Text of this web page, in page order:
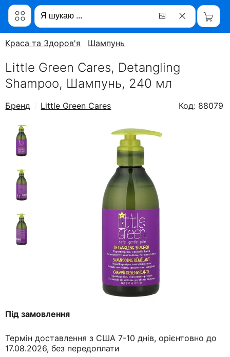
Краса та Здоров'я Шампунь
Little Green Cares, Detangling
Shampoo, Шампунь, 240 мл
Бренд Little Green Cares Код: 88079
Під замовлення
Термін доставлення з США 7-10 днів, орієнтовно до
17.08.2026, без передоплати